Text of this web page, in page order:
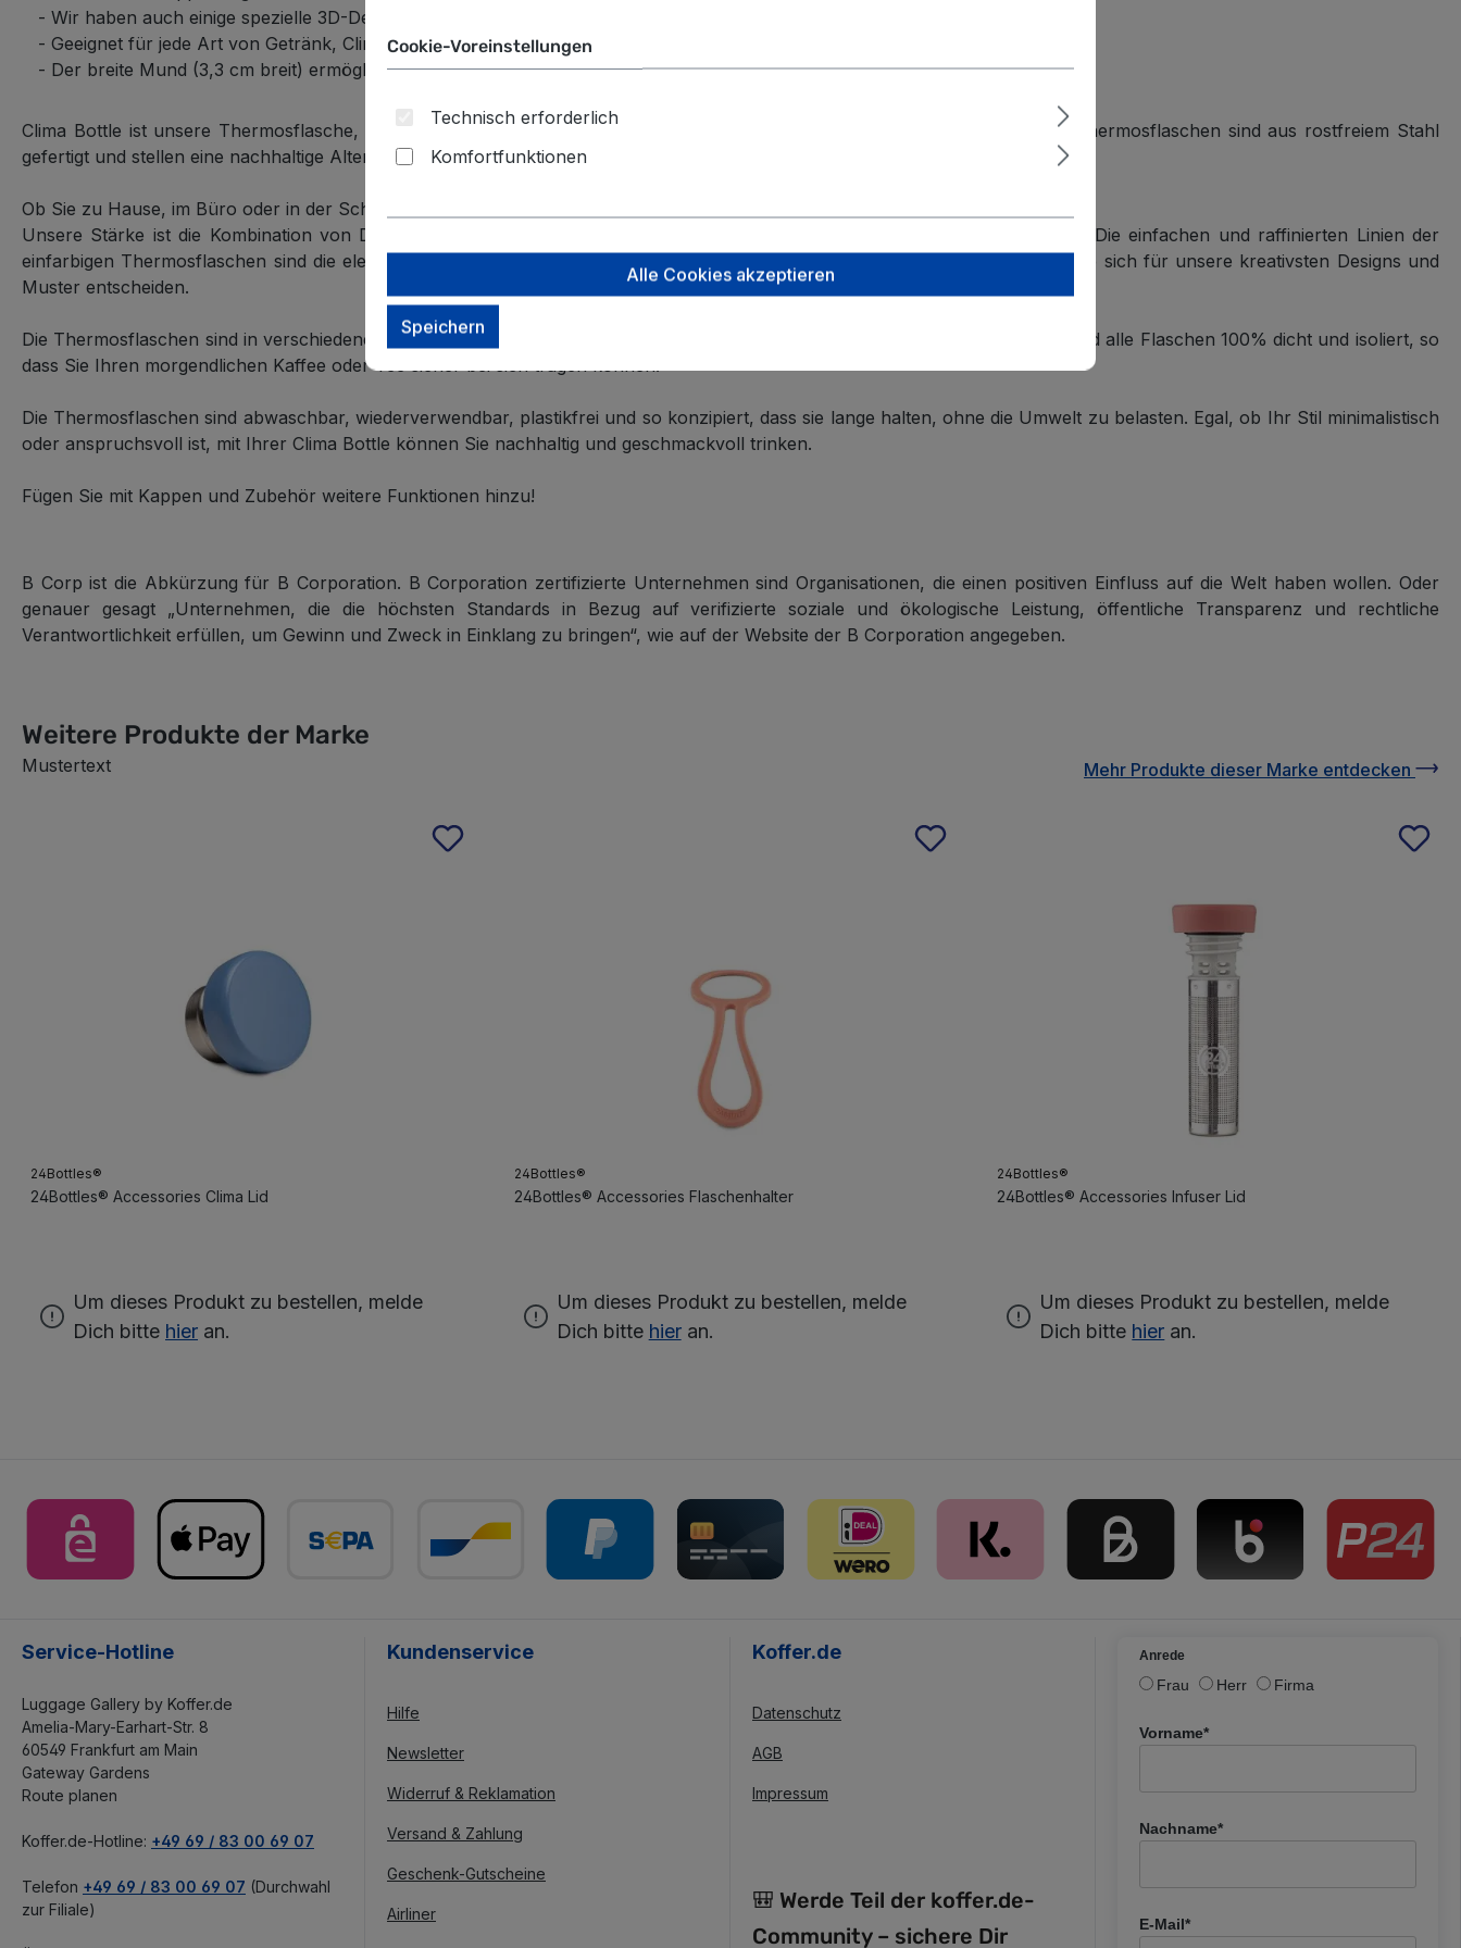
- Wir haben auch einige spezielle 3D-Details hinzugefügt, um die Eigenschaften des Musters hervorzuheben.
- Geeignet für jede Art von Getränk, Clima Bottle absorbiert nicht und verleiht keinen Geschmack.
- Der breite Mund (3,3 cm breit) ermöglicht Ihnen ein bequemes Trinken und einfaches Einsetzen von Eiswürfeln.
Clima Bottle ist unsere Thermosflasche, die Ihr Getränk 12 Stunden lang heiß und 24 Stunden lang kalt halten kann. Diese Thermosflaschen sind aus rostfreiem Stahl
gefertigt und stellen eine nachhaltige Alternative dar, die Sie nicht verpassen dürfen.
Ob Sie zu Hause, im Büro oder in der Schule sind, Ihre Metallflasche wird Sie immer begleiten.
Unsere Stärke ist die Kombination von Design und Zweckmäßigkeit, die stets originelle und präzise Farbmuster hervorbringt. Die einfachen und raffinierten Linien der
einfarbigen Thermosflaschen sind die eleganteste Lösung, aber wenn Sie gerne mit Farben und Kontrasten spielen, können Sie sich für unsere kreativsten Designs und
Muster entscheiden.
Die Thermosflaschen sind in verschiedenen Größen erhältlich und fassen mindestens 330 ml und maximal 850 ml. Außerdem sind alle Flaschen 100% dicht und isoliert, so
dass Sie Ihren morgendlichen Kaffee oder Tee sicher bei sich tragen können!
Die Thermosflaschen sind abwaschbar, wiederverwendbar, plastikfrei und so konzipiert, dass sie lange halten, ohne die Umwelt zu belasten. Egal, ob Ihr Stil minimalistisch
oder anspruchsvoll ist, mit Ihrer Clima Bottle können Sie nachhaltig und geschmackvoll trinken.
Fügen Sie mit Kappen und Zubehör weitere Funktionen hinzu!
B Corp ist die Abkürzung für B Corporation. B Corporation zertifizierte Unternehmen sind Organisationen, die einen positiven Einfluss auf die Welt haben wollen. Oder
genauer gesagt „Unternehmen, die die höchsten Standards in Bezug auf verifizierte soziale und ökologische Leistung, öffentliche Transparenz und rechtliche
Verantwortlichkeit erfüllen, um Gewinn und Zweck in Einklang zu bringen“, wie auf der Website der B Corporation angegeben.
Weitere Produkte der Marke
Mustertext Mehr Produkte dieser Marke entdecken
24Bottles®
24Bottles® Accessories Clima Lid
Um dieses Produkt zu bestellen, melde
Dich bitte hier an.
24Bottles®
24Bottles® Accessories Flaschenhalter
Um dieses Produkt zu bestellen, melde
Dich bitte hieran.
24Bottles®
24Bottles® Accessories Infuser Lid
Um dieses Produkt zu bestellen, melde
Dich bitte hier an.
Service-Hotline
Luggage Gallery by Koffer.de
Amelia-Mary-Earhart-Str. 8
60549 Frankfurt am Main
Gateway Gardens
Route planen
Koffer.de-Hotline: +49 69 / 83 00 69 07
Telefon +49 69 / 83 00 69 07 (Durchwahl
zur Filiale)
Kundenservice
Hilfe
Newsletter
Widerruf & Reklamation
Versand & Zahlung
Geschenk-Gutscheine
Airliner
Koffer.de
Datenschutz
AGB
Impressum
🎒 Werde Teil der koffer.de-
Community – sichere Dir
Anrede
Frau Herr Firma
Vorname*
Nachname*
E-Mail*
Cookie-Voreinstellungen
Technisch erforderlich
Komfortfunktionen
Alle Cookies akzeptieren
Speichern